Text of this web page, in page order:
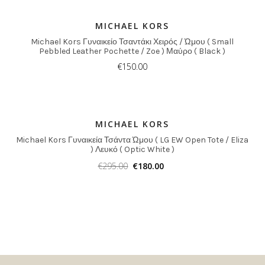
MICHAEL KORS
Michael Kors Γυναικείο Τσαντάκι Χειρός / Ώμου ( Small
Pebbled Leather Pochette / Zoe ) Μαύρο ( Black )
€150.00
MICHAEL KORS
Michael Kors Γυναικεία Τσάντα Ώμου ( LG EW Open Tote / Eliza
) Λευκό ( Optic White )
€295.00 €180.00